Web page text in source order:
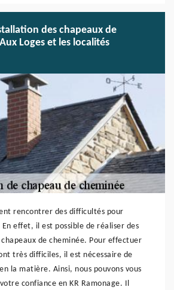
des chapeaux de
Loges et les localités
rencontrer des difficultés pour
effet, il est possible de réaliser des
de cheminée. Pour effectuer
très difficiles, il est nécessaire de
la matière. Ainsi, nous pouvons vous
confiance en KR Ramonage. Il